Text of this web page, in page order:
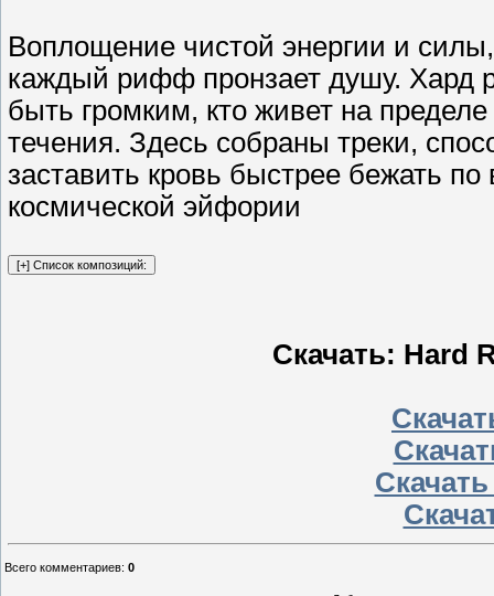
Воплощение чистой энергии и
каждый рифф пронзает душу. Хард
быть громким, кто живет на
течения. Здесь собраны треки,
заставить кровь быстрее бежать
космической эйфории
Скачать: Hard
Всего комментариев: 0